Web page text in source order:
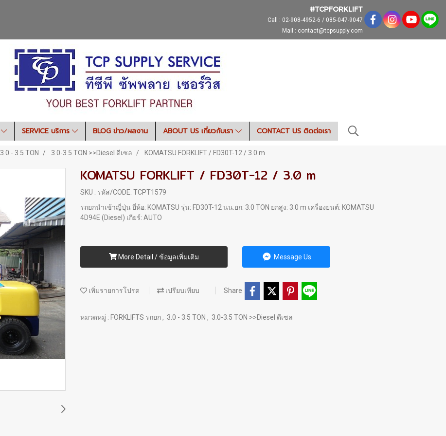
#TCPFORKLIFT
Call : 02-908-4952-6 / 085-047-9047
Mail : contact@tcpsupply.com
SERVICE บริการ BLOG ข่าว/ผลงาน ABOUT US เกี่ยวกับเรา CONTACT US ติดต่อเรา
3.0 - 3.5 TON 3.0-3.5 TON >>Diesel ดีเซล KOMATSU FORKLIFT / FD30T-12 / 3.0 m
KOMATSU FORKLIFT / FD30T-12 / 3.0 m
SKU : รหัส/CODE: TCPT1579
รถยกนำเข้าญี่ปุ่น ยี่ห้อ: KOMATSU รุ่น: FD30T-12 นน.ยก: 3.0 TON ยกสูง: 3.0 m เครื่องยนต์: KOMATSU
4D94E (Diesel) เกียร์: AUTO
More Detail / ข้อมูลเพิ่มเติม Message Us
เพิ่มรายการโปรด เปรียบเทียบ Share
หมวดหมู่ : FORKLIFTS รถยก, 3.0 - 3.5 TON , 3.0-3.5 TON >>Diesel ดีเซล